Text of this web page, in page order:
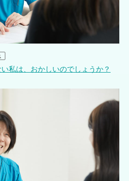
私は、おかしいのでしょうか？